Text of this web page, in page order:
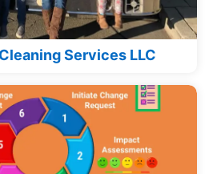
Services LLC